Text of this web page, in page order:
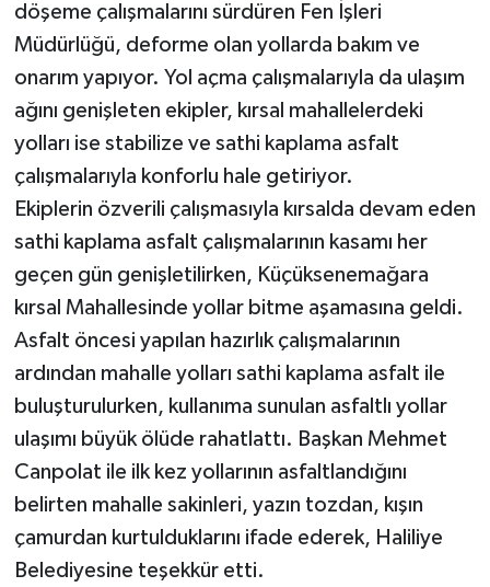
döşeme çalışmalarını sürdüren Fen İşleri
Müdürlüğü, deforme olan yollarda bakım ve
onarım yapıyor. Yol açma çalışmalarıyla da ulaşım
ağını genişleten ekipler, kırsal mahallelerdeki
yolları ise stabilize ve sathi kaplama asfalt
çalışmalarıyla konforlu hale getiriyor.
Ekiplerin özverili çalışmasıyla kırsalda devam eden
sathi kaplama asfalt çalışmalarının kasamı her
geçen gün genişletilirken, Küçüksenemağara
kırsal Mahallesinde yollar bitme aşamasına geldi.
Asfalt öncesi yapılan hazırlık çalışmalarının
ardından mahalle yolları sathi kaplama asfalt ile
buluşturulurken, kullanıma sunulan asfaltlı yollar
ulaşımı büyük ölüde rahatlattı. Başkan Mehmet
Canpolat ile ilk kez yollarının asfaltlandığını
belirten mahalle sakinleri, yazın tozdan, kışın
çamurdan kurtulduklarını ifade ederek, Haliliye
Belediyesine teşekkür etti.